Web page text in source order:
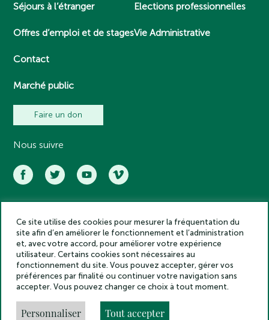
Séjours à l’étranger
Offres d’emploi et de stages
Contact
Marché public
Elections professionnelles
Vie Administrative
Faire un don
Nous suivre
Académie des inscriptions et belles lettres – Tous droits réservés
2025
Politique de confidentialité
Mentions légales
Crédits
Gestion des cookies
Made by
Ce site utilise des cookies pour mesurer la fréquentation du
site afin d’en améliorer le fonctionnement et l’administration
et, avec votre accord, pour améliorer votre expérience
utilisateur. Certains cookies sont nécessaires au
fonctionnement du site. Vous pouvez accepter, gérer vos
préférences par finalité ou continuer votre navigation sans
accepter. Vous pouvez changer ce choix à tout moment.
Personnaliser Tout accepter